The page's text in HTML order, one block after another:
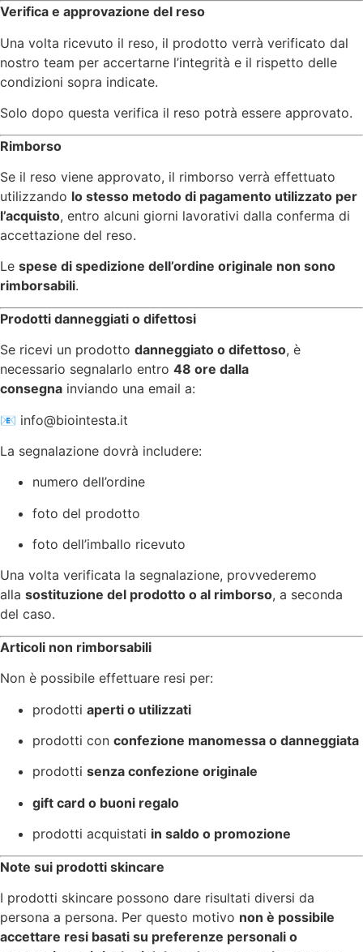
Verifica e approvazione del reso
Una volta ricevuto il reso, il prodotto verrà verificato dal
nostro team per accertarne l’integrità e il rispetto delle
condizioni sopra indicate.
Solo dopo questa verifica il reso potrà essere approvato.
Rimborso
Se il reso viene approvato, il rimborso verrà effettuato
utilizzando lo stesso metodo di pagamento utilizzato per
l’acquisto, entro alcuni giorni lavorativi dalla conferma di
accettazione del reso.
Le spese di spedizione dell’ordine originale non sono
rimborsabili.
Prodotti danneggiati o difettosi
Se ricevi un prodotto danneggiato o difettoso, è
necessario segnalarlo entro 48 ore dalla
consegna inviando una email a:
📧 info@biointesta.it
La segnalazione dovrà includere:
numero dell’ordine
foto del prodotto
foto dell’imballo ricevuto
Una volta verificata la segnalazione, provvederemo
alla sostituzione del prodotto o al rimborso, a seconda
del caso.
Articoli non rimborsabili
Non è possibile effettuare resi per:
prodotti aperti o utilizzati
prodotti con confezione manomessa o danneggiata
prodotti senza confezione originale
gift card o buoni regalo
prodotti acquistati in saldo o promozione
Note sui prodotti skincare
I prodotti skincare possono dare risultati diversi da
persona a persona. Per questo motivo non è possibile
accettare resi basati su preferenze personali o